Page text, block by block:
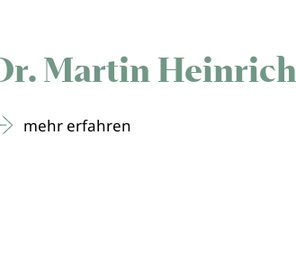
Dr. Martin Heinrich
mehr erfahren